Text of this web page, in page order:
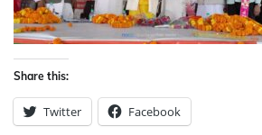
Share this:
Twitter Facebook